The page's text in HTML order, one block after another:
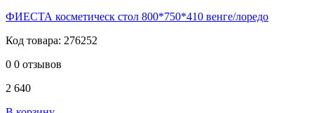
ФИЕСТА косметическ стол 800*750*410 венге/лоредо
Код товара: 276252
0 0 отзывов
2 640